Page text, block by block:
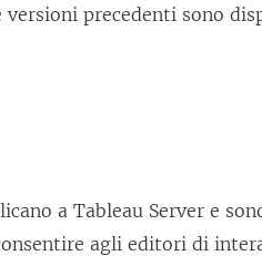
precedenti sono
a Tableau Server e
agli editori di